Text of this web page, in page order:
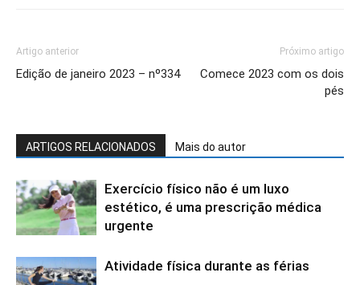
Artigo anterior
Edição de janeiro 2023 – nº334
Próximo artigo
Comece 2023 com os dois
pés
ARTIGOS RELACIONADOS Mais do autor
Exercício físico não é um luxo
estético, é uma prescrição médica
urgente
Atividade física durante as férias